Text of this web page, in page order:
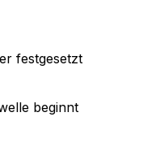
festgesetzt
beginnt